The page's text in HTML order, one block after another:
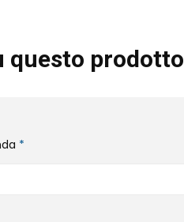
questo prodotto
*